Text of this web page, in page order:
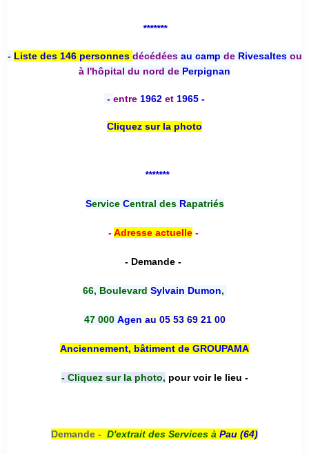
*******
- Liste des 146 personnes décédées au camp deRivesaltesou
à l'hôpital du nord de Perpignan
- entre 1962 et 1965 -
Cliquez sur la photo
*******
Service Central desRapatriés
-Adresse actuelle-
- Demande -
66, Boulevard Sylvain Dumon,
47 000 Agen au 05 53 69 21 00
Anciennement, bâtiment de GROUPAMA
- Cliquez sur la photo, pour voir le lieu -
Demande - D'extrait des Services à Pau (64)